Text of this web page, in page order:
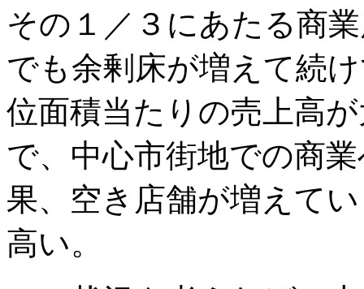
その１／３にあたる商
でも余剰床が増えて続
位面積当たりの売上高
で、中心市街地での商
果、空き店舗が増えて
高い。